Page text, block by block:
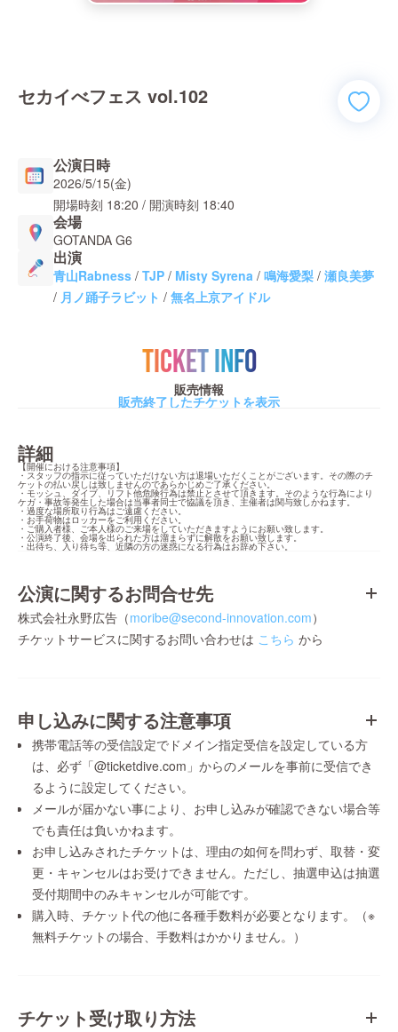
セカイべフェス vol.102
公演日時
2026/5/15(金)
開場時刻 18:20 / 開演時刻 18:40
会場
GOTANDA G6
出演
青山Rabness / TJP / Misty Syrena / 鳴海愛梨 / 瀬良美夢
/ 月ノ踊子ラビット / 無名上京アイドル
TICKET INFO
販売情報
販売終了したチケットを表示
詳細
【開催における注意事項】
・スタッフの指示に従っていただけない方は退場いただくことがございます。その際のチ
ケットの払い戻しは致しませんのであらかじめご了承ください。
・モッシュ、ダイブ、リフト他危険行為は禁止とさせて頂きます。そのような行為により
ケガ・事故等発生した場合は当事者同士で協議を頂き、主催者は関与致しかねます。
・過度な場所取り行為はご遠慮ください。
・お手荷物はロッカーをご利用ください。
・ご購入者様、ご本人様のご来場をしていただきますようにお願い致します。
・公演終了後、会場を出られた方は溜まらずに解散をお願い致します。
・出待ち、入り待ち等、近隣の方の迷惑になる行為はお辞め下さい。
公演に関するお問合せ先
株式会社永野広告（moribe@second-innovation.com）
チケットサービスに関するお問い合わせは こちら から
申し込みに関する注意事項
携帯電話等の受信設定でドメイン指定受信を設定している方
は、必ず「@ticketdive.com」からのメールを事前に受信でき
るように設定してください。
メールが届かない事により、お申し込みが確認できない場合等
でも責任は負いかねます。
お申し込みされたチケットは、理由の如何を問わず、取替・変
更・キャンセルはお受けできません。ただし、抽選申込は抽選
受付期間中のみキャンセルが可能です。
購入時、チケット代の他に各種手数料が必要となります。（※
無料チケットの場合、手数料はかかりません。）
チケット受け取り方法